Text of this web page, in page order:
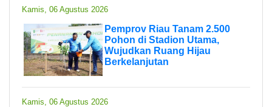
Kamis, 06 Agustus 2026
Pemprov Riau Tanam 2.500
Pohon di Stadion Utama,
Wujudkan Ruang Hijau
Berkelanjutan
Kamis, 06 Agustus 2026